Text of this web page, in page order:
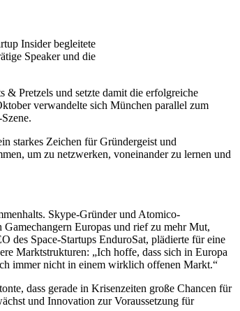
Insider begleitete
Speaker und die
& Pretzels und setzte damit die erfolgreiche
verwandelte sich München parallel zum
starkes Zeichen für Gründergeist und
um zu netzwerken, voneinander zu lernen und
Skype-Gründer und Atomico-
Europas und rief zu mehr Mut,
des Space-Startups EnduroSat, plädierte für eine
Marktstrukturen: „Ich hoffe, dass sich in Europa
immer nicht in einem wirklich offenen Markt.“
dass gerade in Krisenzeiten große Chancen für
und Innovation zur Voraussetzung für